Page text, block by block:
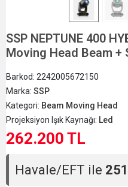
SSP NEPTUNE 400
Moving Head Beam +
Barkod: 2242005672150
Marka: SSP
Kategori: Beam Moving Head
Projeksiyon Işık Kaynağı: Led
262.200 TL
Havale/EFT ile